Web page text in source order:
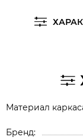
Материал
Бренд